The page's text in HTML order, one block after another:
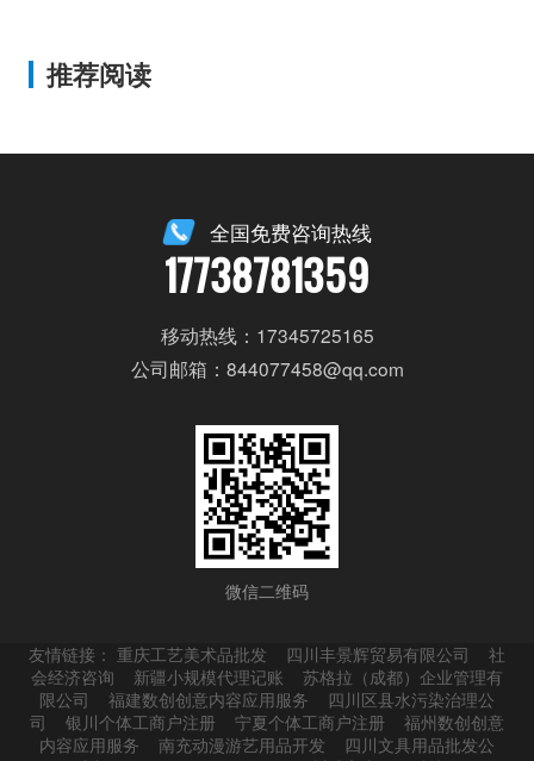
推荐阅读
全国免费咨询热线
17738781359
移动热线：17345725165
公司邮箱：844077458@qq.com
微信二维码
友情链接：重庆工艺美术品批发 四川丰景辉贸易有限公司
社
会经济咨询
新疆小规模代理记账
苏格拉（成都）企业管理有
限公司
福建数创创意内容应用服务
四川区县水污染治理公
司
银川个体工商户注册 宁夏个体工商户注册
福州数创创意
内容应用服务
南充动漫游艺用品开发
四川文具用品批发公